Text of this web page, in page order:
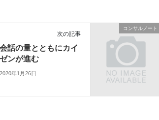
コンサルノート
次の記事
会話の量とともにカイ
ゼンが進む
2020年1月26日